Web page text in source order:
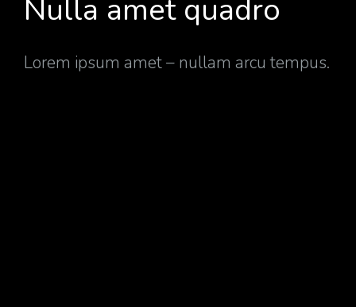
Nulla amet quadro
Lorem ipsum amet – nullam arcu tempus.